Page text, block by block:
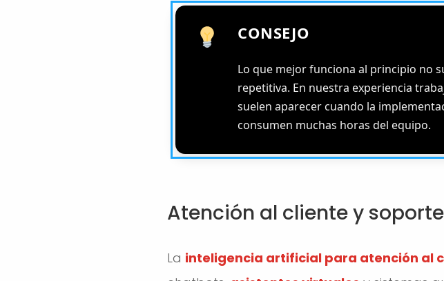
CONSEJO
Lo que mejor funciona al principio no
repetitiva. En nuestra experiencia
suelen aparecer cuando la
consumen muchas horas del equipo.
Atención al cliente y soporte
La inteligencia artificial para atención al